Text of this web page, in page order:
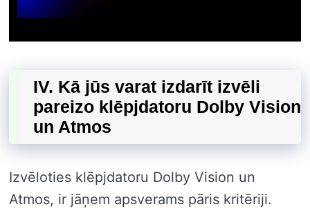
IV. Kā jūs varat izdarīt izvēli
pareizo klēpjdatoru Dolby Vision
un Atmos
Izvēloties klēpjdatoru Dolby Vision un
Atmos, ir jāņem apsverams pāris kritēriji.